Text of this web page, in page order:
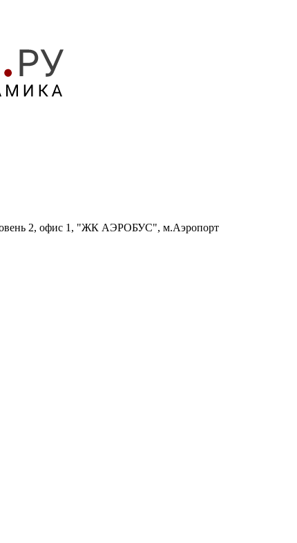
2, офис 1, "ЖК АЭРОБУС", м.Аэропорт